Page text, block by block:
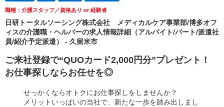
職種：介護スタッフ／資格あり or 経験者
日研トータルソーシング株式会社 メディカルケア事業部/博多オフ
ィスの介護職・ヘルパーの求人情報詳細（アルバイト/パート/派遣社
員/紹介予定派遣） - 久留米市
ご来社登録で“QUOカード2,000円分”プレゼント！
お仕事探しならお任せを◎
せっかくならオトクにお仕事探しをしませんか？
メリットいっぱいの当社で、新たな一歩を踏み出しまし